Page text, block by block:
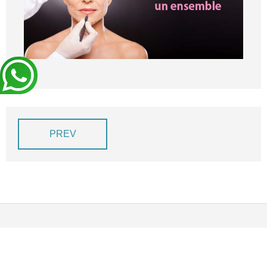
BLOG
DEVIS EXPRESS !
PREV